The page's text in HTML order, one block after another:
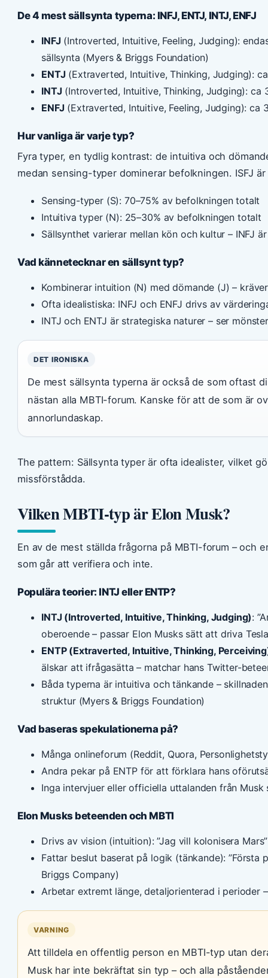
De 4 mest sällsynta typerna: INFJ, ENTJ, INTJ, ENFJ
INFJ (Introverted, Intuitive, Feeling, Judging):
sällsynta (Myers & Briggs Foundation)
ENTJ (Extraverted, Intuitive, Thinking, Judging):
INTJ (Introverted, Intuitive, Thinking, Judging): ca
ENFJ (Extraverted, Intuitive, Feeling, Judging): ca
Hur vanliga är varje typ?
Fyra typer, en tydlig kontrast: de intuitiva och
medan sensing-typer dominerar befolkningen. ISFJ
Sensing-typer (S): 70–75% av befolkningen totalt
Intuitiva typer (N): 25–30% av befolkningen totalt
Sällsynthet varierar mellan kön och kultur – INFJ
Vad kännetecknar en sällsynt typ?
Kombinerar intuition (N) med dömande (J) –
Ofta idealistiska: INFJ och ENFJ drivs av
INTJ och ENTJ är strategiska naturer – ser
DET IRONISKA
De mest sällsynta typerna är också de som oftast
nästan alla MBTI-forum. Kanske för att de som är
annorlundaskap.
The pattern: Sällsynta typer är ofta idealister, vilket
missförstådda.
Vilken MBTI-typ är Elon Musk?
En av de mest ställda frågorna på MBTI-forum – och
som går att verifiera och inte.
Populära teorier: INTJ eller ENTP?
INTJ (Introverted, Intuitive, Thinking, Judging):
oberoende – passar Elon Musks sätt att driva
ENTP (Extraverted, Intuitive, Thinking,
älskar att ifrågasätta – matchar hans Twitter-
Båda typerna är intuitiva och tänkande –
struktur (Myers & Briggs Foundation)
Vad baseras spekulationerna på?
Många onlineforum (Reddit, Quora,
Andra pekar på ENTP för att förklara hans
Inga intervjuer eller officiella uttalanden från Musk
Elon Musks beteenden och MBTI
Drivs av vision (intuition): ”Jag vill kolonisera Mars”
Fattar beslut baserat på logik (tänkande): ”Första
Briggs Company)
Arbetar extremt länge, detaljorienterad i perioder
VARNING
Att tilldela en offentlig person en MBTI-typ utan
Musk har inte bekräftat sin typ – och alla